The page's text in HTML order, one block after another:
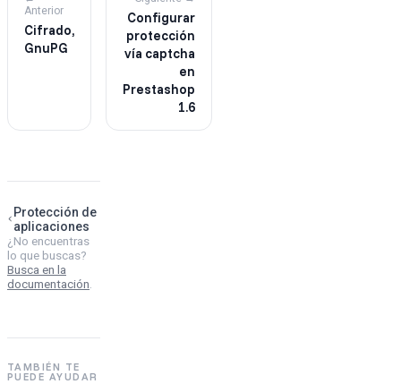
Anterior
Cifrado,
GnuPG
Configurar
protección
vía captcha
en
Prestashop
1.6
Protección de
aplicaciones
¿No encuentras
lo que buscas?
Busca en la
documentación
TAMBIÉN TE
PUEDE AYUDAR